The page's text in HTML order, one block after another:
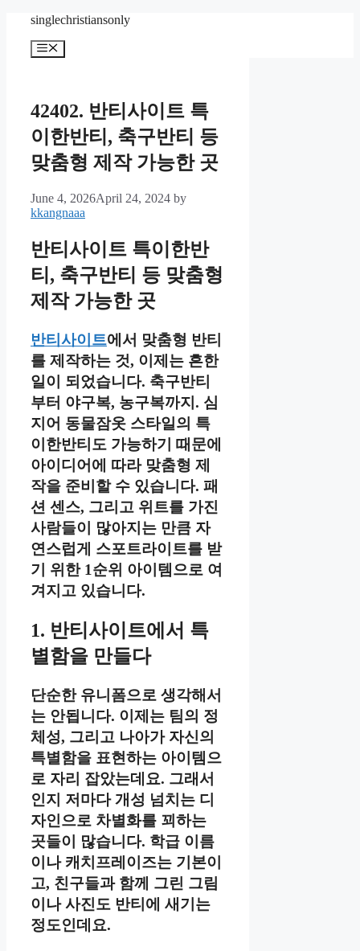
content
singlechristiansonly
Menu
42402. 반티사이트 특
이한반티, 축구반티 등
맞춤형 제작 가능한 곳
June 4, 2026April 24, 2024 by
kkangnaaa
반티사이트 특이한반
티, 축구반티 등 맞춤형
제작 가능한 곳
반티사이트에서 맞춤형 반티
를 제작하는 것, 이제는 흔한
일이 되었습니다. 축구반티
부터 야구복, 농구복까지. 심
지어 동물잠옷 스타일의 특
이한반티도 가능하기 때문에
아이디어에 따라 맞춤형 제
작을 준비할 수 있습니다. 패
션 센스, 그리고 위트를 가진
사람들이 많아지는 만큼 자
연스럽게 스포트라이트를 받
기 위한 1순위 아이템으로 여
겨지고 있습니다.
1. 반티사이트에서 특
별함을 만들다
단순한 유니폼으로 생각해서
는 안됩니다. 이제는 팀의 정
체성, 그리고 나아가 자신의
특별함을 표현하는 아이템으
로 자리 잡았는데요. 그래서
인지 저마다 개성 넘치는 디
자인으로 차별화를 꾀하는
곳들이 많습니다. 학급 이름
이나 캐치프레이즈는 기본이
고, 친구들과 함께 그린 그림
이나 사진도 반티에 새기는
정도인데요.